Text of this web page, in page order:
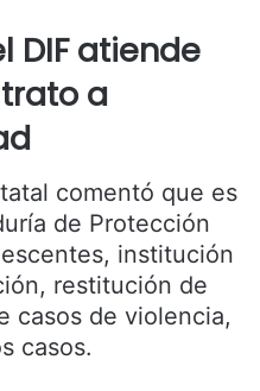
DIF atiende
a
comentó que es
de Protección
institución
restitución de
casos de violencia,
casos.